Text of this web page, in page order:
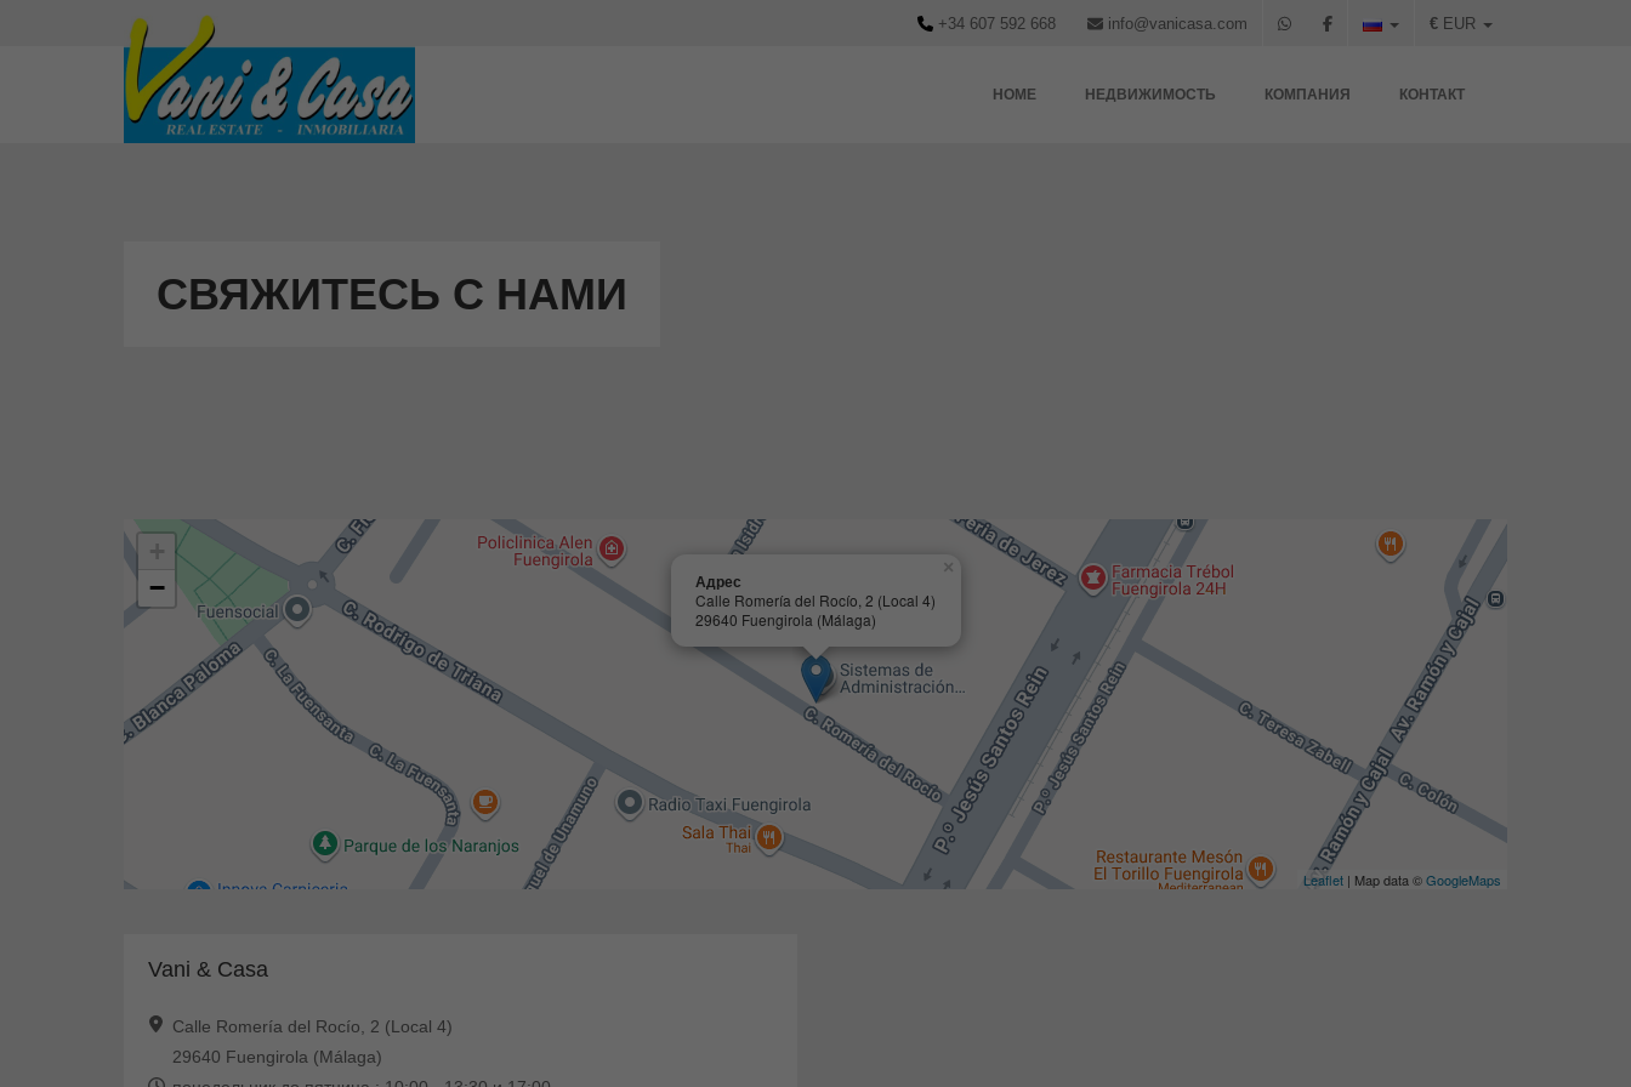
€ EUR
+34 607 592 668 info@vanicasa.com
HOME НЕДВИЖИМОСТЬ КОМПАНИЯ КОНТАКТ
СВЯЖИТЕСЬ С НАМИ
Адрес
Calle Romería del Rocío, 2 (Local 4)
29640 Fuengirola (Málaga)
×
−
Leaflet | Map data ©GoogleMaps
Vani & Casa
Calle Romería del Rocío, 2 (Local 4)
29640 Fuengirola (Málaga)